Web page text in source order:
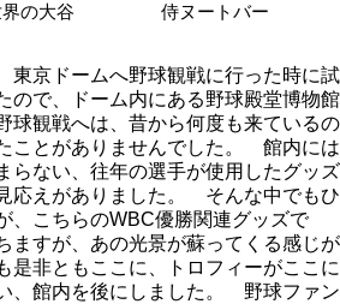
の大谷 侍ヌートバー
東京ドームへ野球観戦に行った時に試
ので、ドーム内にある野球殿堂博物館
観戦へは、昔から何度も来ているの
ことがありませんでした。 館内には
らない、往年の選手が使用したグッズ
応えがありました。 そんな中でもひ
、こちらのWBC優勝関連グッズで
すが、あの光景が蘇ってくる感じが
非ともここに、トロフィーがここに
、館内を後にしました。 野球ファン